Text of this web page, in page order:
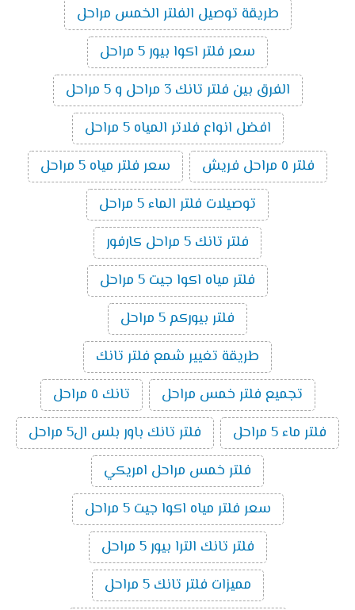
طريقة توصيل الفلتر الخمس مراحل
سعر فلتر اكوا بيور 5 مراحل
الفرق بين فلتر تانك 3 مراحل و 5 مراحل
افضل انواع فلاتر المياه 5 مراحل
فلتر ٥ مراحل فريش
سعر فلتر مياه 5 مراحل
توصيلات فلتر الماء 5 مراحل
فلتر تانك 5 مراحل كارفور
فلتر مياه اكوا جيت 5 مراحل
فلتر بيوركم 5 مراحل
طريقة تغيير شمع فلتر تانك
تجميع فلتر خمس مراحل
تانك ٥ مراحل
فلتر ماء 5 مراحل
فلتر تانك باور بلس ال5 مراحل
فلتر خمس مراحل امريكي
سعر فلتر مياه اكوا جيت 5 مراحل
فلتر تانك الترا بيور 5 مراحل
مميزات فلتر تانك 5 مراحل